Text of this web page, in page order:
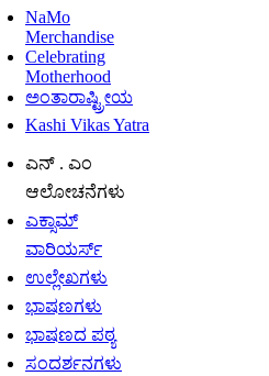
NaMo
Merchandise
Celebrating
Motherhood
ಅಂತಾರಾಷ್ಟ್ರೀಯ
Kashi Vikas Yatra
ಎನ್ . ಎಂ
ಆಲೋಚನೆಗಳು
ಎಕ್ಸಾಮ್
ವಾರಿಯರ್ಸ್
ಉಲ್ಲೇಖಗಳು
ಭಾಷಣಗಳು
ಭಾಷಣದ ಪಠ್ಯ
ಸಂದರ್ಶನಗಳು